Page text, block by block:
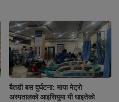
बैतडी बस दुर्घटना: माया मेट्रो
अस्पतालको आइसियुमा यी घाइतेको